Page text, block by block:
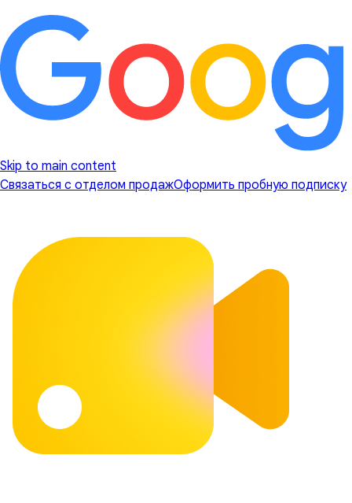
Skip to main content
Связаться с отделом продажОформить пробную подписку